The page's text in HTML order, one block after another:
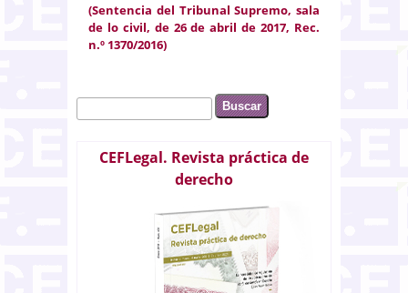
(Sentencia del Tribunal Supremo, sala
de lo civil, de 26 de abril de 2017, Rec.
n.º 1370/2016)
Formulario de búsqueda
Buscar
CEFLegal. Revista práctica de
derecho